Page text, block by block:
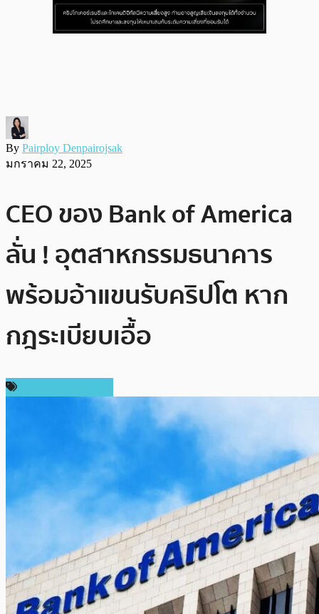
By Pairploy Denpairojsak
มกราคม 22, 2025
CEO ของ Bank of America
ลั่น ! อุตสาหกรรมธนาคาร
พร้อมอ้าแขนรับคริปโต หาก
กฎระเบียบเอื้อ